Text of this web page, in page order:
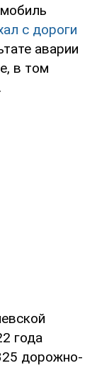
с дороги
аварии
в том
года
дорожно-